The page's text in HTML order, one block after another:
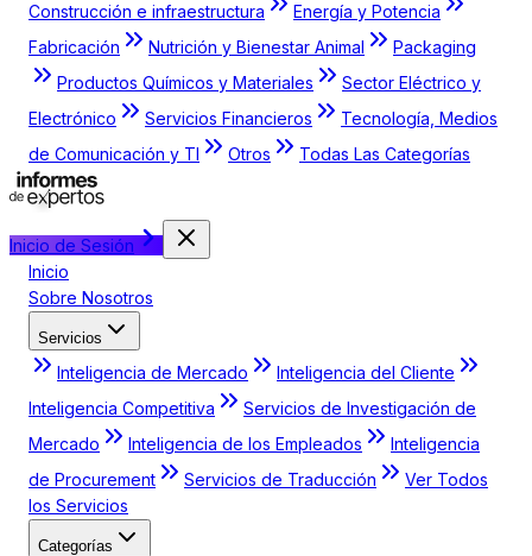
Construcción e infraestructura
Energía y Potencia
Fabricación
Nutrición y Bienestar Animal
Packaging
Productos Químicos y Materiales
Sector Eléctrico y
Electrónico
Servicios Financieros
Tecnología, Medios
de Comunicación y TI
Otros Todas Las Categorías
Inicio de Sesión
Inicio
Sobre Nosotros
Servicios
Inteligencia de Mercado
Inteligencia del Cliente
Inteligencia Competitiva
Servicios de Investigación de
Mercado
Inteligencia de los Empleados
Inteligencia
de Procurement
Servicios de Traducción
Ver Todos
los Servicios
Categorías